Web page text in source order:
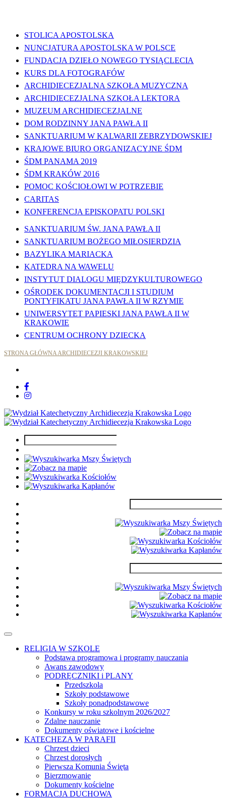
STOLICA APOSTOLSKA
NUNCJATURA APOSTOLSKA W POLSCE
FUNDACJA DZIEŁO NOWEGO TYSIĄCLECIA
KURS DLA FOTOGRAFÓW
ARCHIDIECEZJALNA SZKOŁA MUZYCZNA
ARCHIDIECEZJALNA SZKOŁA LEKTORA
MUZEUM ARCHIDIECEZJALNE
DOM RODZINNY JANA PAWŁA II
SANKTUARIUM W KALWARII ZEBRZYDOWSKIEJ
KRAJOWE BIURO ORGANIZACYJNE ŚDM
ŚDM PANAMA 2019
ŚDM KRAKÓW 2016
POMOC KOŚCIOŁOWI W POTRZEBIE
CARITAS
KONFERENCJA EPISKOPATU POLSKI
SANKTUARIUM ŚW. JANA PAWŁA II
SANKTUARIUM BOŻEGO MIŁOSIERDZIA
BAZYLIKA MARIACKA
KATEDRA NA WAWELU
INSTYTUT DIALOGU MIĘDZYKULTUROWEGO
OŚRODEK DOKUMENTACJI I STUDIUM
PONTYFIKATU JANA PAWŁA II W RZYMIE
UNIWERSYTET PAPIESKI JANA PAWŁA II W
KRAKOWIE
CENTRUM OCHRONY DZIECKA
STRONA GŁÓWNA ARCHIDIECEZJI KRAKOWSKIEJ
RELIGIA W SZKOLE
Podstawa programowa i programy nauczania
Awans zawodowy
PODRĘCZNIKI i PLANY
Przedszkola
Szkoły podstawowe
Szkoły ponadpodstawowe
Konkursy w roku szkolnym 2026/2027
Zdalne nauczanie
Dokumenty oświatowe i kościelne
KATECHEZA W PARAFII
Chrzest dzieci
Chrzest dorosłych
Pierwsza Komunia Święta
Bierzmowanie
Dokumenty kościelne
FORMACJA DUCHOWA